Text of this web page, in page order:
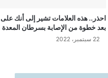
احذر.. هذه العلامات تشير إلى أنك على
بعد خطوة من الإصابة بسرطان المعدة
22 سبتمبر، 2022